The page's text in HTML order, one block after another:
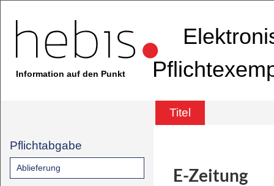
Information auf den Punkt
Titel
Pflichtabgabe
Ablieferung E-Zeitung